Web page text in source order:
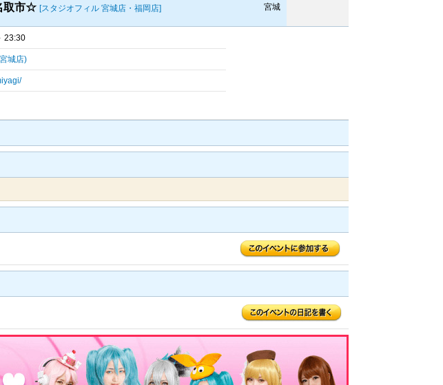
取市☆ [スタジオフィル 宮城店・福岡店] 宮城
23:30
城店)